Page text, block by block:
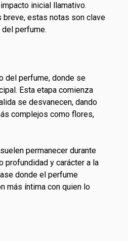
inicial llamativo.
breve, estas notas son clave
perfume.
del perfume, donde se
Esta etapa comienza
se desvanecen, dando
complejos como flores,
permanecer durante
profundidad y carácter a la
donde el perfume
más íntima con quien lo